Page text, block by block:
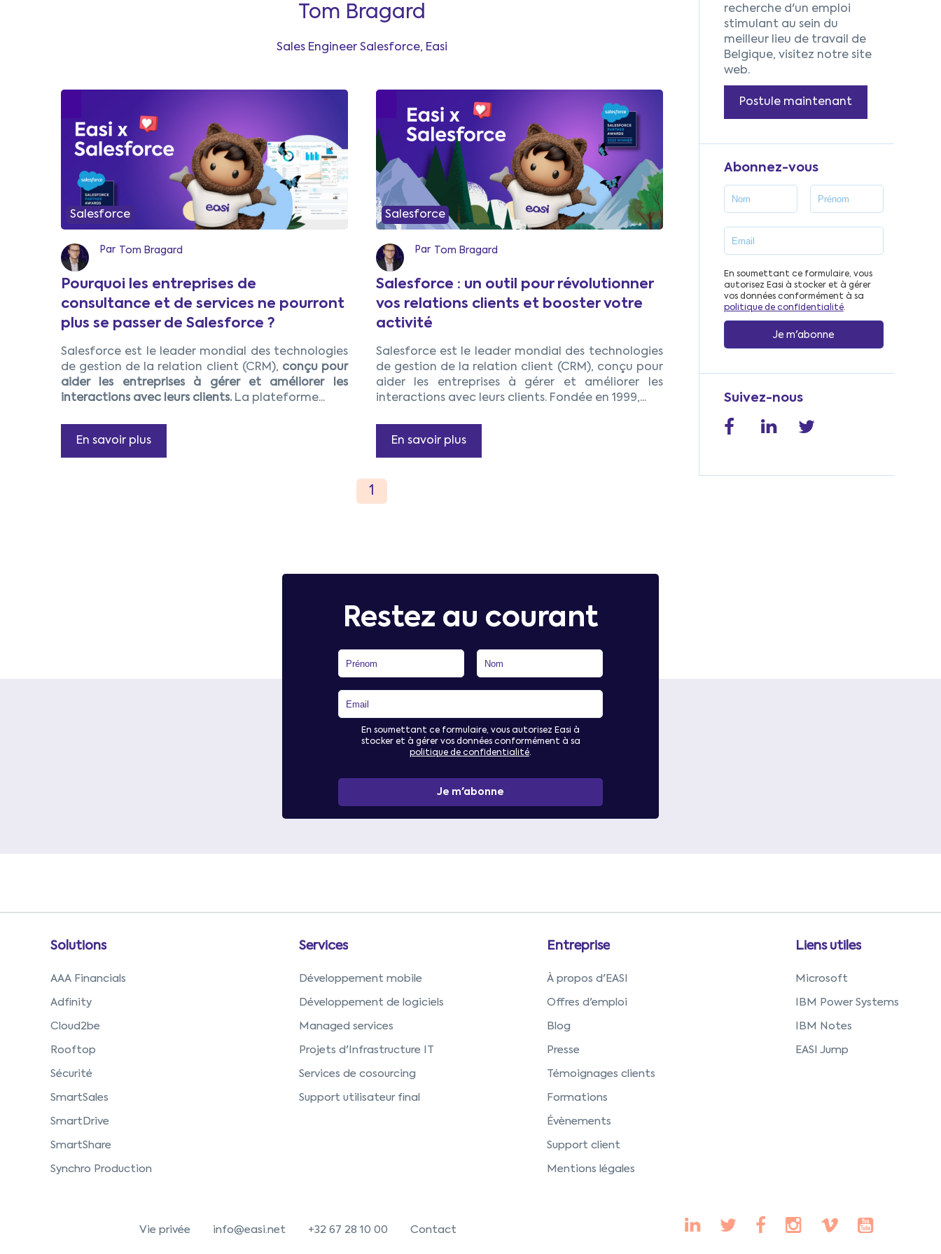
Tom Bragard
Sales Engineer Salesforce, Easi
Salesforce
Par Tom Bragard
Pourquoi les entreprises de
consultance et de services ne pourront
plus se passer de Salesforce ?
Salesforce est le leader mondial des technologies
de gestion de la relation client (CRM), conçu pour
aider les entreprises à gérer et améliorer les
interactions avec leurs clients. La plateforme...
En savoir plus
Salesforce
Par Tom Bragard
Salesforce : un outil pour révolutionner
vos relations clients et booster votre
activité
Salesforce est le leader mondial des technologies
de gestion de la relation client (CRM), conçu pour
aider les entreprises à gérer et améliorer les
interactions avec leurs clients. Fondée en 1999,...
En savoir plus
1
recherche d'un emploi
stimulant au sein du
meilleur lieu de travail de
Belgique, visitez notre site
web.
Postule maintenant
Abonnez-vous
En soumettant ce formulaire, vous
autorisez Easi à stocker et à gérer
vos données conformément à sa
politique de confidentialité.
Suivez-nous
Restez au courant
En soumettant ce formulaire, vous autorisez Easi à
stocker et à gérer vos données conformément à sa
politique de confidentialité.
Solutions
AAA Financials
Adfinity
Cloud2be
Rooftop
Sécurité
SmartSales
SmartDrive
SmartShare
Synchro Production
Services
Développement mobile
Développement de logiciels
Managed services
Projets d'Infrastructure IT
Services de cosourcing
Support utilisateur final
Entreprise
À propos d'EASI
Offres d'emploi
Blog
Presse
Témoignages clients
Formations
Évènements
Support client
Mentions légales
Liens utiles
Microsoft
IBM Power Systems
IBM Notes
EASI Jump
Vie privée info@easi.net +32 67 28 10 00 Contact